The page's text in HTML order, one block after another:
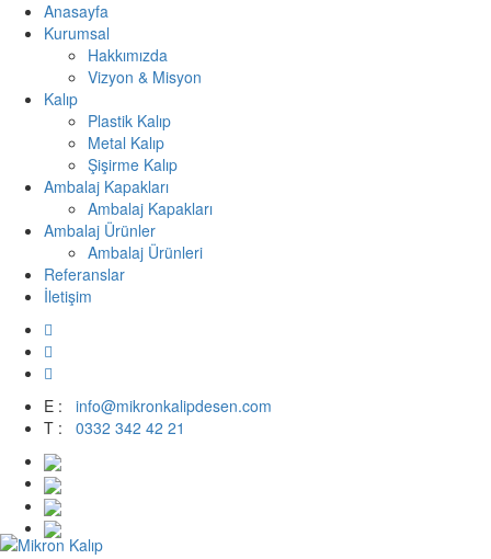
Anasayfa
Kurumsal
Hakkımızda
Vizyon & Misyon
Kalıp
Plastik Kalıp
Metal Kalıp
Şişirme Kalıp
Ambalaj Kapakları
Ambalaj Kapakları
Ambalaj Ürünler
Ambalaj Ürünleri
Referanslar
İletişim
E :
info@mikronkalipdesen.com
T :
0332 342 42 21